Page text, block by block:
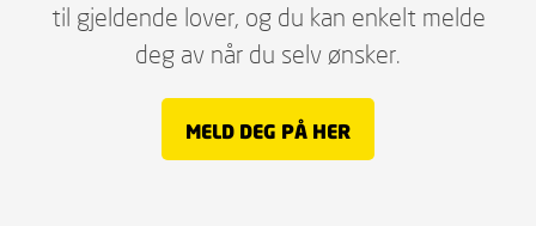
til gjeldende lover, og du kan enkelt melde
deg av når du selv ønsker.
MELD DEG PÅ HER